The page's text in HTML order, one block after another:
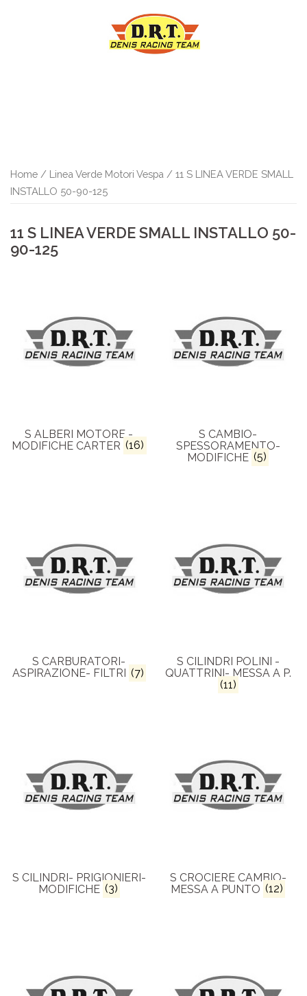
Home / Linea Verde Motori Vespa / 11 S LINEA VERDE SMALL
INSTALLO 50-90-125
11 S LINEA VERDE SMALL INSTALLO 50-
90-125
S ALBERI MOTORE -
MODIFICHE CARTER (16)
S CAMBIO-
SPESSORAMENTO-
MODIFICHE (5)
S CARBURATORI-
ASPIRAZIONE- FILTRI (7)
S CILINDRI POLINI -
QUATTRINI- MESSA A P.
(11)
S CILINDRI- PRIGIONIERI-
MODIFICHE (3)
S CROCIERE CAMBIO-
MESSA A PUNTO (12)